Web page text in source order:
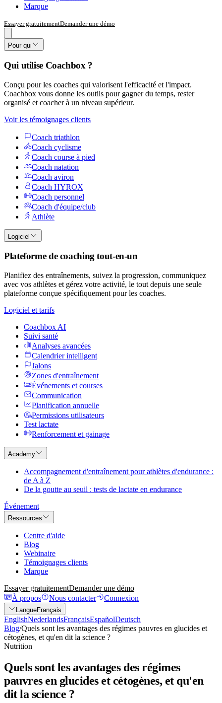
Marque
Essayer gratuitementDemander une démo
Pour qui
Qui utilise Coachbox ?
Conçu pour les coaches qui valorisent l'efficacité et l'impact.
Coachbox vous donne les outils pour gagner du temps, rester
organisé et coacher à un niveau supérieur.
Voir les témoignages clients
Coach triathlon
Coach cyclisme
Coach course à pied
Coach natation
Coach aviron
Coach HYROX
Coach personnel
Coach d'équipe/club
Athlète
Logiciel
Plateforme de coaching tout-en-un
Planifiez des entraînements, suivez la progression, communiquez
avec vos athlètes et gérez votre activité, le tout depuis une seule
plateforme conçue spécifiquement pour les coaches.
Logiciel et tarifs
Coachbox AI
Suivi santé
Analyses avancées
Calendrier intelligent
Jalons
Zones d'entraînement
Événements et courses
Communication
Planification annuelle
Permissions utilisateurs
Test lactate
Renforcement et gainage
Academy
Accompagnement d'entraînement pour athlètes d'endurance :
de A à Z
De la goutte au seuil : tests de lactate en endurance
Événement
Ressources
Centre d'aide
Blog
Webinaire
Témoignages clients
Marque
Essayer gratuitementDemander une démo
À propos
Nous contacter Connexion
LangueFrançais
EnglishNederlandsFrançaisEspañolDeutsch
Blog/Quels sont les avantages des régimes pauvres en glucides et
cétogènes, et qu'en dit la science ?
Nutrition
Quels sont les avantages des régimes
pauvres en glucides et cétogènes, et qu'en
dit la science ?